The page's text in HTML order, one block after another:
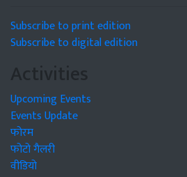
Subscribe to print edition
Subscribe to digital edition
Activities
Upcoming Events
Events Update
फोरम
फोटो गैलरी
वीडियो